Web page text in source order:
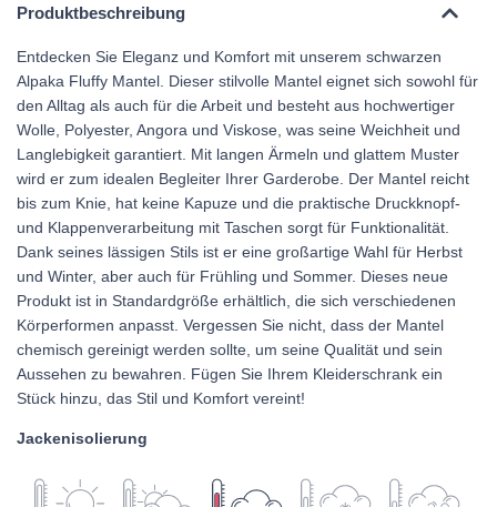
Produktbeschreibung
Entdecken Sie Eleganz und Komfort mit unserem schwarzen
Alpaka Fluffy Mantel. Dieser stilvolle Mantel eignet sich sowohl für
den Alltag als auch für die Arbeit und besteht aus hochwertiger
Wolle, Polyester, Angora und Viskose, was seine Weichheit und
Langlebigkeit garantiert. Mit langen Ärmeln und glattem Muster
wird er zum idealen Begleiter Ihrer Garderobe. Der Mantel reicht
bis zum Knie, hat keine Kapuze und die praktische Druckknopf-
und Klappenverarbeitung mit Taschen sorgt für Funktionalität.
Dank seines lässigen Stils ist er eine großartige Wahl für Herbst
und Winter, aber auch für Frühling und Sommer. Dieses neue
Produkt ist in Standardgröße erhältlich, die sich verschiedenen
Körperformen anpasst. Vergessen Sie nicht, dass der Mantel
chemisch gereinigt werden sollte, um seine Qualität und sein
Aussehen zu bewahren. Fügen Sie Ihrem Kleiderschrank ein
Stück hinzu, das Stil und Komfort vereint!
Jackenisolierung